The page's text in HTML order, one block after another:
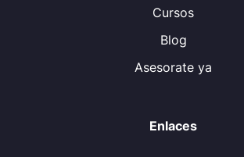
Cursos
Blog
Asesorate ya
Enlaces